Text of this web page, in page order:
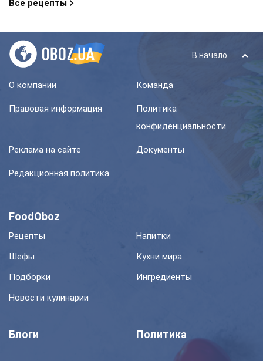
Все рецепты
В начало
О компании Команда
Правовая информация
Политика
конфиденциальности
Реклама на сайте Документы
Редакционная политика
FoodOboz
Рецепты
Напитки
Шефы
Кухни мира
Подборки
Ингредиенты
Новости кулинарии
Блоги Политика